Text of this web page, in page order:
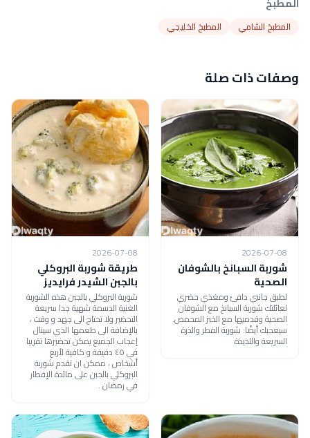
المطبخ
المطبخ الشامي المطبخ الخليجي
وصفات ذات صلة
2026-07-08
شوربة السبانخ بالشوفان
الصحية
لطبق جانبي دافئ ومغذي حضري
لعائلتك شوربة السبانخ مع الشوفان
الصحية وقدميها مع الخبز المحمص.
سيعجبك أيضًا: شوربة الفطر والذرة
السريعة واللذيذة
2026-07-08
طريقة شوربة البروكلي
بالجبن الشيدر فرايديز
شوربة البروكلي بالجبن هذه الشوربة
الغنية الدسمة شهية جدا سريعة
التحضير ولا تحتاج الى جهد و وقت ،
بالإضافة الى طعمها الذي سينال
إعجاب الجميع يمكن تحضيرها تقريبا
في ٤٥ دقيقة و كافية لأربع
أشخاص ، ممكن ان تقدم شوربة
البروكلي بالجبن على مائدة الإفطار
في رمضان .